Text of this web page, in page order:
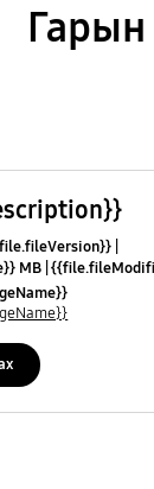
Гарын
MB